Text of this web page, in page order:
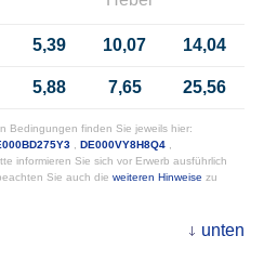
5,39 10,07 14,04
5,88 7,65 25,56
Bedingungen finden Sie jeweils hier:
DE000VY8H8Q4
informieren Sie sich vor Erwerb ausführlich
Sie auch die weiteren Hinweise zu
unten